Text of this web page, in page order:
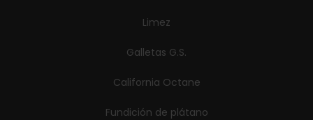
Limez
Galletas G.S.
California Octane
Fundición de plátano